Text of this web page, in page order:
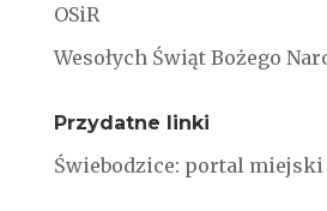
OSiR
Wesołych Świąt Bożego
Przydatne linki
Świebodzice: portal miejski